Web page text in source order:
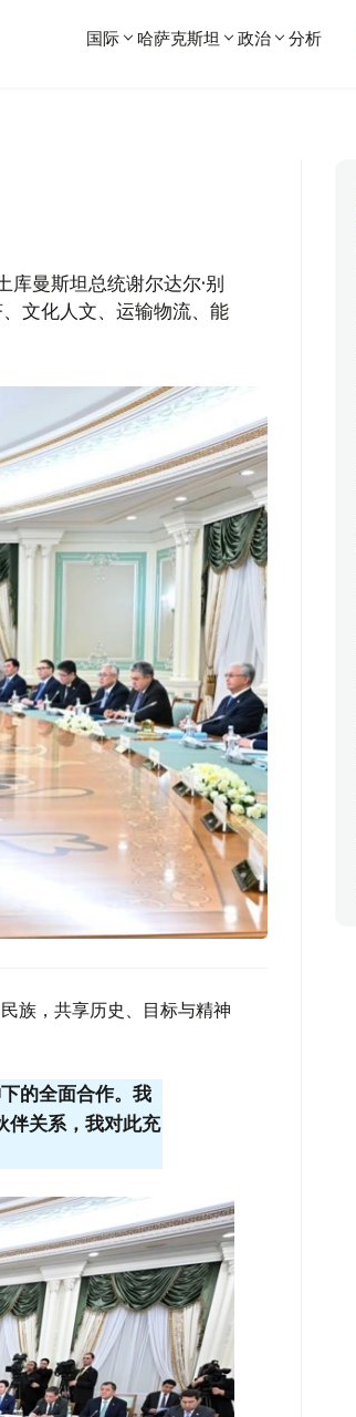
国际 哈萨克斯坦 政治 分析
库曼斯坦总统谢尔达尔·别
文化人文、运输物流、能
族，共享历史、目标与精神
的全面合作。我
伴关系，我对此充